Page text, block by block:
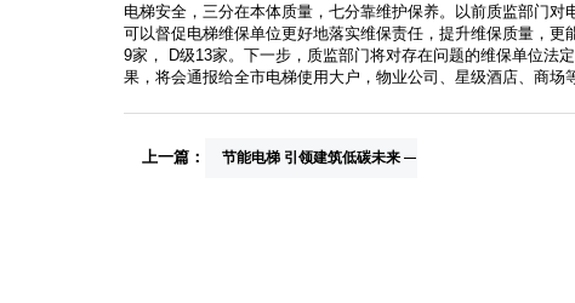
电梯安全，三分在本体质量，七分靠维护保养。以前质监部门
可以督促电梯维保单位更好地落实维保责任，提升维保质量，
9家， D级13家。下一步，质监部门将对存在问题的维保单位法
果，将会通报给全市电梯使用大户，物业公司、星级酒店、商
上一篇： 节能电梯 引领建筑低碳未来